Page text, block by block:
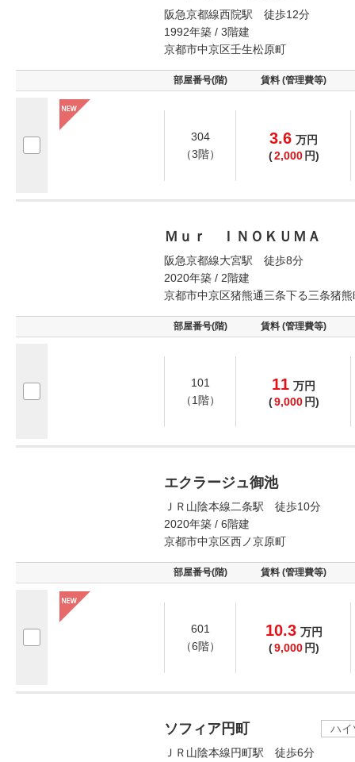
阪急京都線西院駅 徒歩12分
1992年築 / 3階建
京都市中京区壬生松原町
部屋番号(階) 賃料 (管理費等)
304
（3階）
3.6 万円
(2,000 円)
Ｍｕｒ ＩＮＯＫＵＭＡ
阪急京都線大宮駅 徒歩8分
2020年築 / 2階建
京都市中京区猪熊通三条下る三条猪熊
部屋番号(階) 賃料 (管理費等)
101
（1階）
11 万円
(9,000 円)
エクラージュ御池
ＪＲ山陰本線二条駅 徒歩10分
2020年築 / 6階建
京都市中京区西ノ京原町
部屋番号(階) 賃料 (管理費等)
601
（6階）
10.3 万円
(9,000 円)
ソフィア円町
ハイ
ＪＲ山陰本線円町駅 徒歩6分